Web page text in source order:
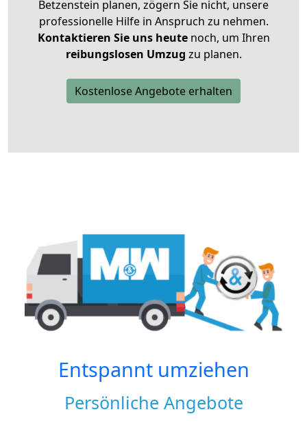
Betzenstein planen, zögern Sie nicht, unsere
professionelle Hilfe in Anspruch zu nehmen.
Kontaktieren Sie uns heutenoch, um Ihren
reibungslosen Umzug zu planen.
Kostenlose Angebote erhalten
Entspannt umziehen
Persönliche Angebote